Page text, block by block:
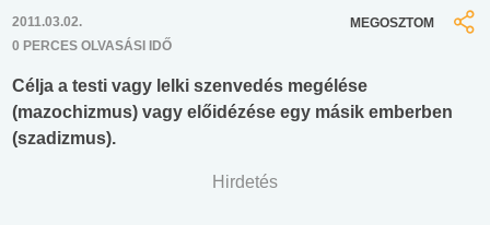
2011.03.02.
0 PERCES OLVASÁSI IDŐ
MEGOSZTOM
Célja a testi vagy lelki szenvedés megélése
(mazochizmus) vagy előidézése egy másik emberben
(szadizmus).
Hirdetés